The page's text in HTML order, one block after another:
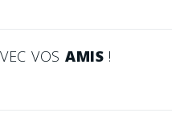
VOS AMIS !